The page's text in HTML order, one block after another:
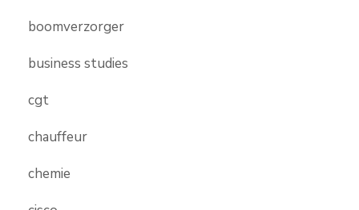
boomverzorger
business studies
cgt
chauffeur
chemie